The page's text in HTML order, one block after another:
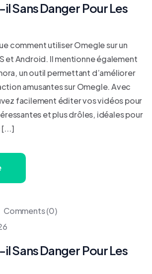
Sans Danger Pour Les
comment utiliser Omegle sur un
et Android. Il mentionne également
un outil permettant d’améliorer
amusantes sur Omegle. Avec
facilement éditer vos vidéos pour
et plus drôles, idéales pour
[...]
Comments (0)
Sans Danger Pour Les